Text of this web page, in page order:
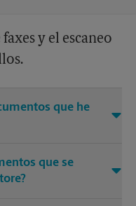
y el escaneo
que he
que se